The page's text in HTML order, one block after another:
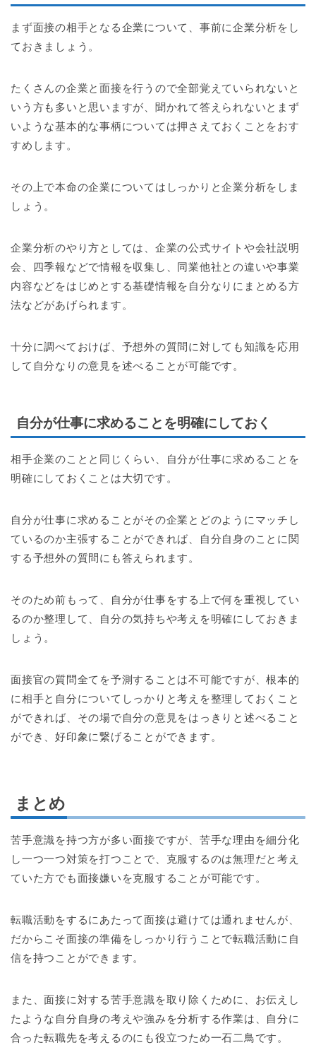
まず面接の相手となる企業について、事前に企業分析をし
ておきましょう。
たくさんの企業と面接を行うので全部覚えていられないと
いう方も多いと思いますが、聞かれて答えられないとまず
いような基本的な事柄については押さえておくことをおす
すめします。
その上で本命の企業についてはしっかりと企業分析をしま
しょう。
企業分析のやり方としては、企業の公式サイトや会社説明
会、四季報などで情報を収集し、同業他社との違いや事業
内容などをはじめとする基礎情報を自分なりにまとめる方
法などがあげられます。
十分に調べておけば、予想外の質問に対しても知識を応用
して自分なりの意見を述べることが可能です。
自分が仕事に求めることを明確にしておく
相手企業のことと同じくらい、自分が仕事に求めることを
明確にしておくことは大切です。
自分が仕事に求めることがその企業とどのようにマッチし
ているのか主張することができれば、自分自身のことに関
する予想外の質問にも答えられます。
そのため前もって、自分が仕事をする上で何を重視してい
るのか整理して、自分の気持ちや考えを明確にしておきま
しょう。
面接官の質問全てを予測することは不可能ですが、根本的
に相手と自分についてしっかりと考えを整理しておくこと
ができれば、その場で自分の意見をはっきりと述べること
ができ、好印象に繋げることができます。
まとめ
苦手意識を持つ方が多い面接ですが、苦手な理由を細分化
し一つ一つ対策を打つことで、克服するのは無理だと考え
ていた方でも面接嫌いを克服することが可能です。
転職活動をするにあたって面接は避けては通れませんが、
だからこそ面接の準備をしっかり行うことで転職活動に自
信を持つことができます。
また、面接に対する苦手意識を取り除くために、お伝えし
たような自分自身の考えや強みを分析する作業は、自分に
合った転職先を考えるのにも役立つため一石二鳥です。